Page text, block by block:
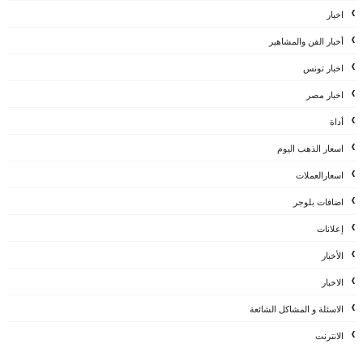
اخبار
أخبار الفن والمشاهير
اخبار تونس
اخبار مصر
أداة
اسعار الذهب اليوم
اسعارالعملات
اضافات بلوجر
إعلانات
الأخبار
الاخبار
الاسئلة و المشاكل الشائعة
الانترنت